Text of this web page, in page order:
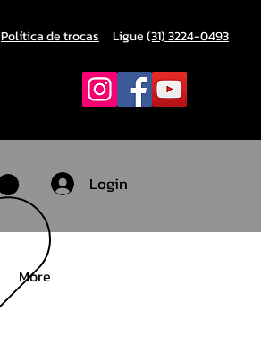
Política de trocas Ligue(31) 3224-0493
Login
More